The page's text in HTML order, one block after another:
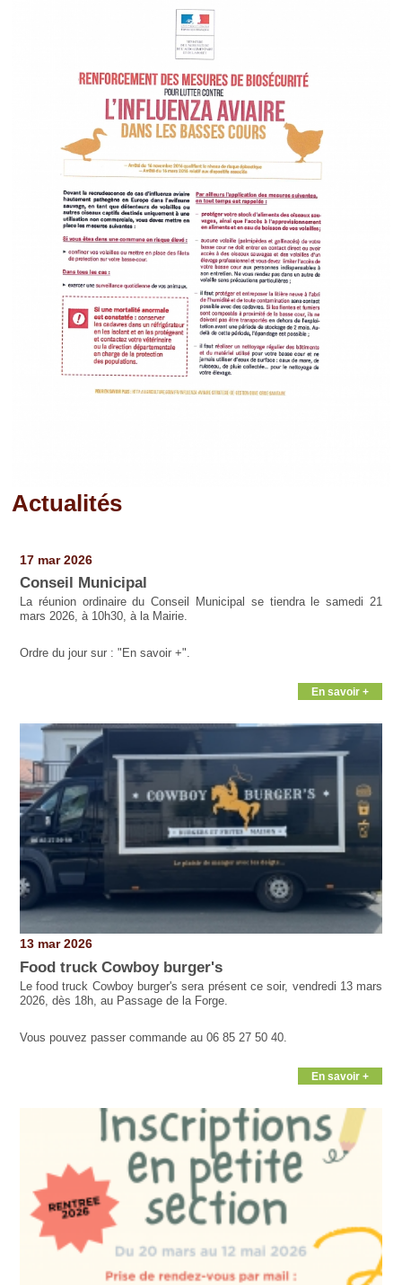
Actualités
17 mar 2026
Conseil Municipal
La réunion ordinaire du Conseil Municipal se tiendra le samedi 21
mars 2026, à 10h30, à la Mairie.
Ordre du jour sur : "En savoir +".
En savoir +
13 mar 2026
Food truck Cowboy burger's
Le food truck Cowboy burger's sera présent ce soir, vendredi 13 mars
2026, dès 18h, au Passage de la Forge.
Vous pouvez passer commande au 06 85 27 50 40.
En savoir +
Pages